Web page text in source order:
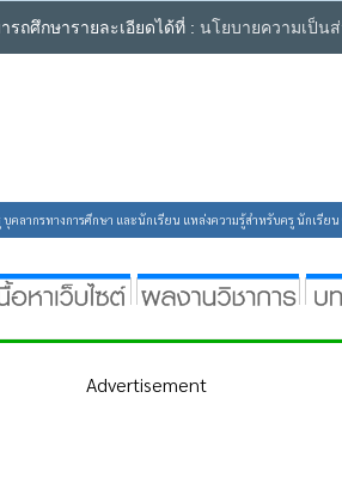
ถศึกษารายละเอียดได้ที่ : นโยบายความเป็น
บุคลากรทางการศึกษา และนักเรียน แหล่งความรู้สำหรับครู นักเรี
Advertisement